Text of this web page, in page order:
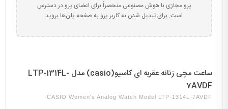
پرو مجازی با هوش مصنوعی منحصراً برای اعضای پرو در دسترس
است. برای تبدیل شدن به کاربر پرو به صفحه پلن‌ها بروید
ساعت مچی زنانه عقربه ای کاسیو(casio) مدل LTP-1314L-
7AVDF
CASIO Women's Analog Watch Model LTP-1314L-7AVDF